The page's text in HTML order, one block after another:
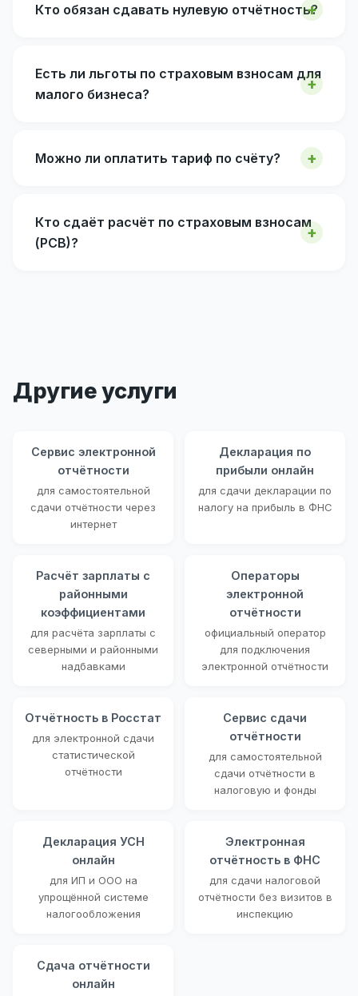
Кто обязан сдавать нулевую отчётность?
Есть ли льготы по страховым взносам для
малого бизнеса?
Можно ли оплатить тариф по счёту?
Кто сдаёт расчёт по страховым взносам
(РСВ)?
Другие услуги
Сервис электронной
отчётности
для самостоятельной
сдачи отчётности через
интернет
Декларация по
прибыли онлайн
для сдачи декларации по
налогу на прибыль в ФНС
Расчёт зарплаты с
районными
коэффициентами
для расчёта зарплаты с
северными и районными
надбавками
Операторы
электронной
отчётности
официальный оператор
для подключения
электронной отчётности
Отчётность в Росстат
для электронной сдачи
статистической
отчётности
Сервис сдачи
отчётности
для самостоятельной
сдачи отчётности в
налоговую и фонды
Декларация УСН
онлайн
для ИП и ООО на
упрощённой системе
налогообложения
Электронная
отчётность в ФНС
для сдачи налоговой
отчётности без визитов в
инспекцию
Сдача отчётности
онлайн